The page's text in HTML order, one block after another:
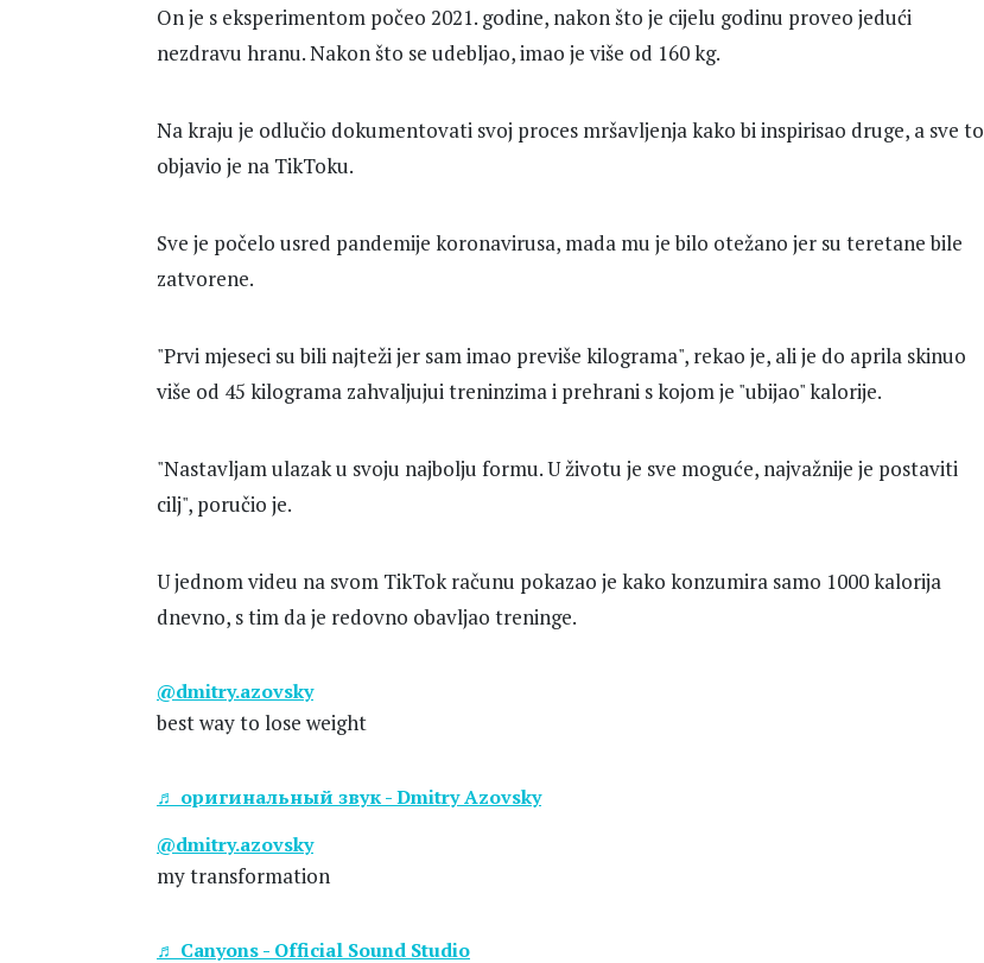
On je s eksperimentom počeo 2021. godine, nakon što je cijelu godinu proveo jedući
nezdravu hranu. Nakon što se udebljao, imao je više od 160 kg.
Na kraju je odlučio dokumentovati svoj proces mršavljenja kako bi inspirisao druge, a sve to
objavio je na TikToku.
Sve je počelo usred pandemije koronavirusa, mada mu je bilo otežano jer su teretane bile
zatvorene.
"Prvi mjeseci su bili najteži jer sam imao previše kilograma", rekao je, ali je do aprila skinuo
više od 45 kilograma zahvaljujui treninzima i prehrani s kojom je "ubijao" kalorije.
"Nastavljam ulazak u svoju najbolju formu. U životu je sve moguće, najvažnije je postaviti
cilj", poručio je.
U jednom videu na svom TikTok računu pokazao je kako konzumira samo 1000 kalorija
dnevno, s tim da je redovno obavljao treninge.
@dmitry.azovsky
best way to lose weight
♬ оригинальный звук - Dmitry Azovsky
@dmitry.azovsky
my transformation
♬ Canyons - Official Sound Studio